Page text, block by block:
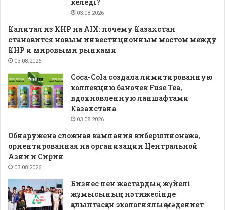
03.08.2026
Капитал из КНР на AIX: почему Казахстан
становится новым инвестиционным мостом между
КНР и мировыми рынками
03.08.2026
Coca-Cola создала лимитированную
коллекцию баночек Fuse Tea,
вдохновленную ланшафтами
Казахстана
03.08.2026
Обнаружена сложная кампания кибершпионажа,
ориентированная на организации Центральной
Азии и Сирии
03.08.2026
Бизнес пен жастардың жүйелі
жұмысының нәтижесінде
қалыптасқан экологиялық мәдениет